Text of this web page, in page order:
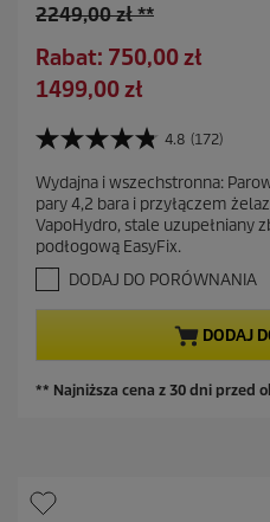
S
a
r
c
n
a
2249,00 zł **
O
s
c
ę
d
z
a
s
z
Rabat: 750,00 zł
A
t
a
l
n
a
c
1499,00 zł
4.8 (172)
4
8
n
a
5
w
z
d
7
2
Wydajna i wszechstronna:
pary 4,2 bara i przyłączem
VapoHydro, stale uzupełniany
podłogową EasyFix.
DODAJ DO PORÓWNANIA
DODAJ
** Najniższa cena z 30 dni przed